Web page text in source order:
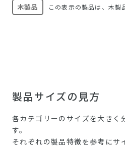
木製品 この表示の製品は、木製
製品サイズの見方
各カテゴリーのサイズを大きく
す。
それぞれの製品特徴を参考にサ